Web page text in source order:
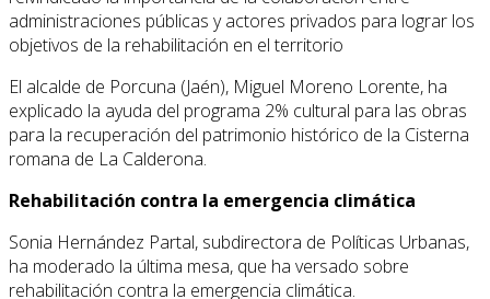
administraciones públicas y actores privados para lograr los
objetivos de la rehabilitación en el territorio
El alcalde de Porcuna (Jaén), Miguel Moreno Lorente, ha
explicado la ayuda del programa 2% cultural para las obras
para la recuperación del patrimonio histórico de la Cisterna
romana de La Calderona.
Rehabilitación contra la emergencia climática
Sonia Hernández Partal, subdirectora de Políticas Urbanas,
ha moderado la última mesa, que ha versado sobre
rehabilitación contra la emergencia climática.